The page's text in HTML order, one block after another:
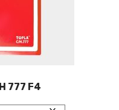
777 F4